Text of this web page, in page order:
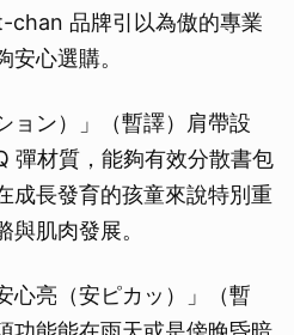
chan 品牌引以為傲的專業
心選購。
ョン）」（暫譯）肩帶設
彈材質，能夠有效分散書包
成長發育的孩童來說特別重
肌肉發展。
心亮（安ピカッ）」（暫